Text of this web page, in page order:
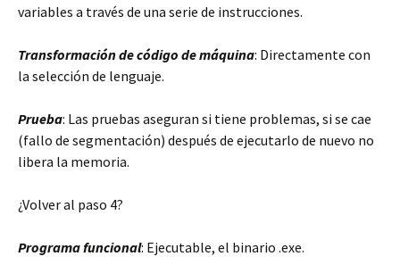
variables a través de una serie de instrucciones.
Transformación de código de máquina: Directamente con
la selección de lenguaje.
Prueba: Las pruebas aseguran si tiene problemas, si se cae
(fallo de segmentación) después de ejecutarlo de nuevo no
libera la memoria.
¿Volver al paso 4?
Programa funcional: Ejecutable, el binario .exe.